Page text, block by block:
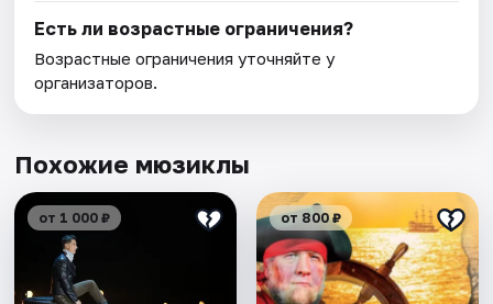
Есть ли возрастные ограничения?
Возрастные ограничения уточняйте у
организаторов.
Похожие мюзиклы
от 1 000 ₽ от 800 ₽